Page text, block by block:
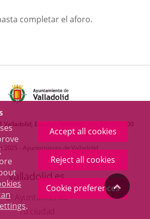
.
Accept all cookies
Reject all cookies
Cookie preferences
completar el aforo.
Valladolid, España. Teléfono:+34 983 426 100
2025 - Ayuntamiento de Valladolid
valladolid.es
El Ayuntamiento
Tu ciudad
"Back